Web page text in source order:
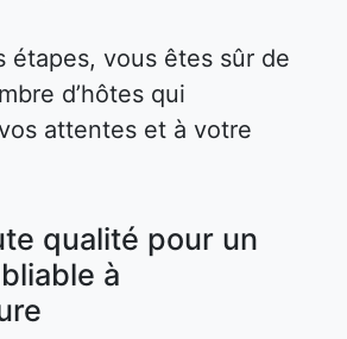
étapes, vous êtes sûr de
d’hôtes qui
attentes et à votre
qualité pour un
à